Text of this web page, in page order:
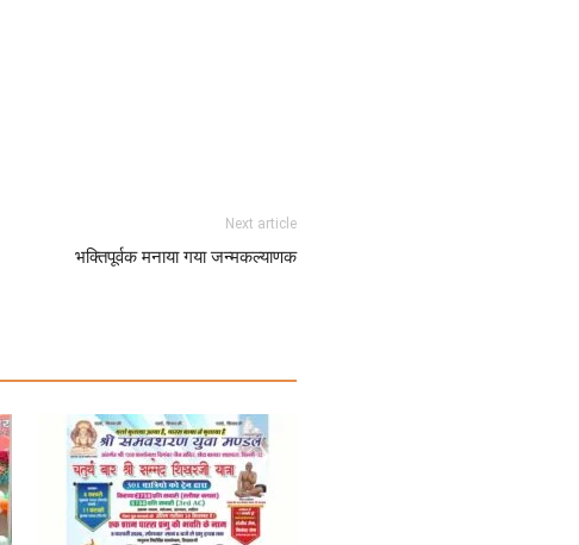
Next article
भक्तिपूर्वक मनाया गया जन्मकल्याणक